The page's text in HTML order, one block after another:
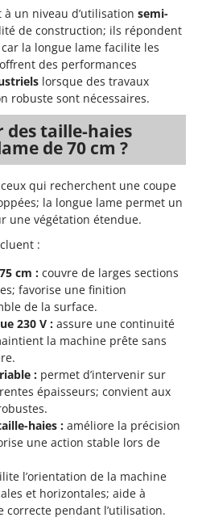
un niveau d’utilisation semi-
de construction; ils répondent
car la longue lame facilite les
des performances
lorsque des travaux
robuste sont nécessaires.
des taille-haies
de 70 cm ?
qui recherchent une coupe
la longue lame permet un
une végétation étendue.
:
cm : couvre de larges sections
favorise une finition
de la surface.
230 V : assure une continuité
la machine prête sans
: permet d’intervenir sur
épaisseurs; convient aux
haies : améliore la précision
une action stable lors de
l’orientation de la machine
et horizontales; aide à
pendant l’utilisation.